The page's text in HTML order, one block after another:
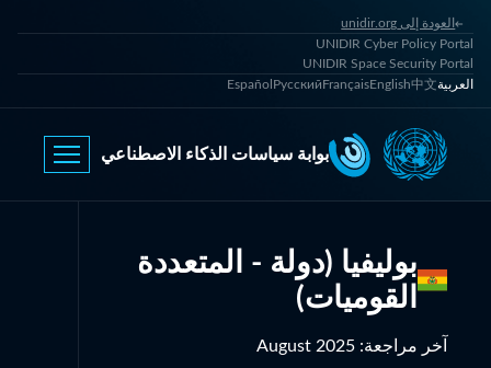
العودة إلى unidir.org
UNIDIR Cyber Policy Portal
UNIDIR Space Security Portal
العربية中文
English
Français
Русский
Español
بوابة سياسات الذكاء الاصطناعي
بوليفيا (دولة - المتعددة
القوميات)
آخر مراجعة:
August 2025